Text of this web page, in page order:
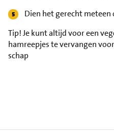
Dien het gerecht meteen
Tip!Je kunt altijd voor een
hamreepjes te vervangen
schap